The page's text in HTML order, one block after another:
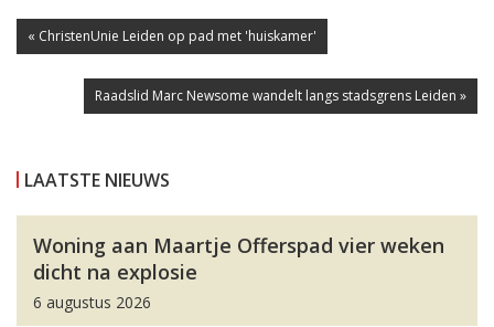
« ChristenUnie Leiden op pad met 'huiskamer'
Raadslid Marc Newsome wandelt langs stadsgrens Leiden »
LAATSTE NIEUWS
Woning aan Maartje Offerspad vier weken
dicht na explosie
6 augustus 2026